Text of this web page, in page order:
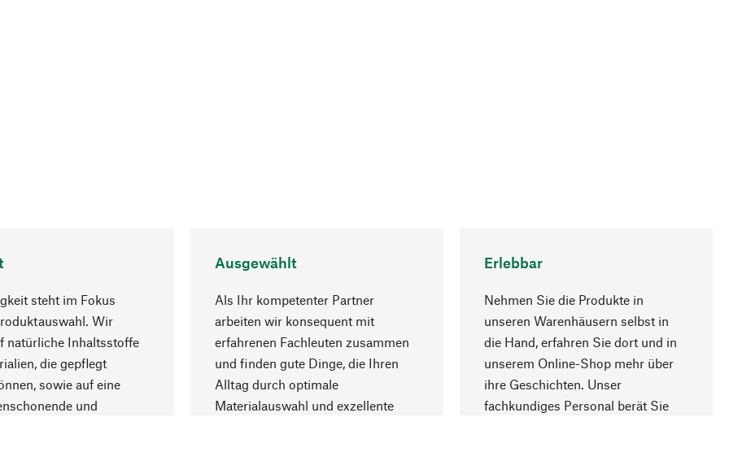
steht im Fokus
Wir
natürliche Inhaltsstoffe
die gepflegt
sowie auf eine
und
Ausgewählt
Als Ihr kompetenter Partner
arbeiten wir konsequent mit
erfahrenen Fachleuten zusammen
und finden gute Dinge, die Ihren
Alltag durch optimale
Materialauswahl und exzellente
Erlebbar
Nehmen Sie die Produkte in
unseren Warenhäusern selbst in
die Hand, erfahren Sie dort und in
unserem Online-Shop mehr über
ihre Geschichten. Unser
fachkundiges Personal berät Sie